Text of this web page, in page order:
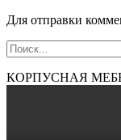
Для отправки
КОРПУСНАЯ